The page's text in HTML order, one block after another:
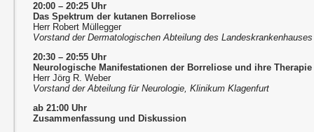
20:00 – 20:25 Uhr
Das Spektrum der kutanen Borreliose
Herr Robert Müllegger
Vorstand der Dermatologischen Abteilung des
20:30 – 20:55 Uhr
Neurologische Manifestationen der Borreliose und ihre Therapie
Herr Jörg R. Weber
Vorstand der Abteilung für Neurologie, Klinikum Klagenfurt
ab 21:00 Uhr
Zusammenfassung und Diskussion